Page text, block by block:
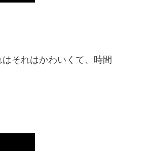
それはかわいくて、時間